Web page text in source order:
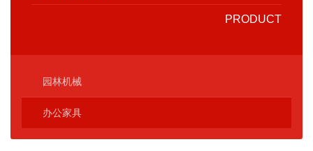
PRODUCT
园林机械
办公家具